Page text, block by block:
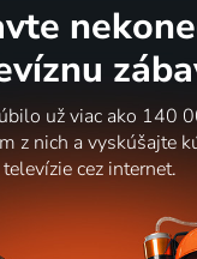
už viac ako 140
z nich a vyskúšajte
televízie cez internet.